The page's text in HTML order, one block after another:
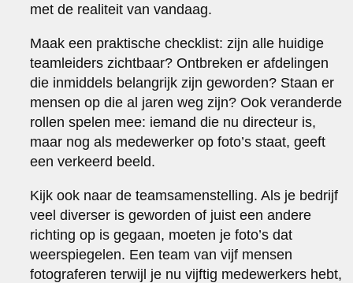
met de realiteit van vandaag.
Maak een praktische checklist: zijn alle huidige
teamleiders zichtbaar? Ontbreken er afdelingen
die inmiddels belangrijk zijn geworden? Staan er
mensen op die al jaren weg zijn? Ook veranderde
rollen spelen mee: iemand die nu directeur is,
maar nog als medewerker op foto’s staat, geeft
een verkeerd beeld.
Kijk ook naar de teamsamenstelling. Als je bedrijf
veel diverser is geworden of juist een andere
richting op is gegaan, moeten je foto’s dat
weerspiegelen. Een team van vijf mensen
fotograferen terwijl je nu vijftig medewerkers hebt,